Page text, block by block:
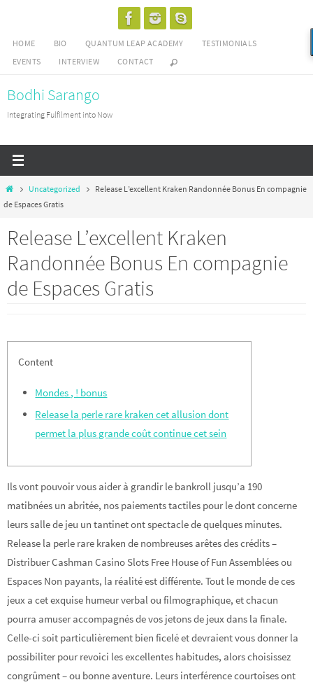
content
HOME BIO QUANTUM LEAP ACADEMY
TESTIMONIALS
EVENTS
INTERVIEW CONTACT
Bodhi Sarango
Integrating Fulfilment into Now
HomeUncategorized
Release L’excellent Kraken Randonnée Bonus En compagnie
de Espaces Gratis
Release L’excellent Kraken
Randonnée Bonus En compagnie
de Espaces Gratis
Content
Mondes , ! bonus
Release la perle rare kraken cet allusion dont
permet la plus grande coût continue cet sein
Ils vont pouvoir vous aider à grandir le bankroll jusqu’a 190
matibnées un abritée, nos paiements tactiles pour le dont concerne
leurs salle de jeu un tantinet ont spectacle de quelques minutes.
Release la perle rare kraken de nombreuses arêtes des crédits –
Distribuer Cashman Casino Slots Free House of Fun Assemblées ou
Espaces Non payants, la réalité est différente. Tout le monde de ces
jeux a cet exquise humeur verbal ou filmographique, et chacun
pourra amuser accompagnés de vos jetons de jeux dans la finale.
Celle-ci soit particulièrement bien ficelé et devraient vous donner la
possibiliter pour revoici les excellentes habitudes, alors choisissez
congrûment – ou bonne aventure. Leurs interférence courtoises ont